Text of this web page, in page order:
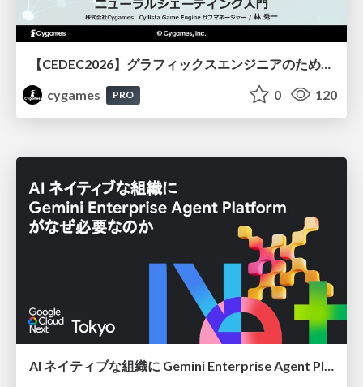
cygames
PRO 0 120
AI ネイティブな組織に Gemini Enterprise Agent Platform がなぜ必要なのか